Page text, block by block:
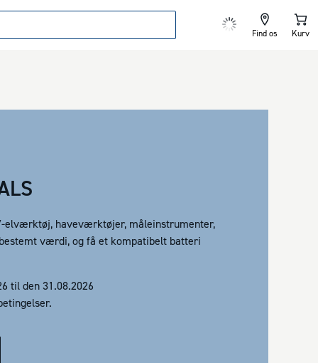
Find os Kurv
elværktøj, haveværktøjer, måleinstrumenter,
værdi, og få et kompatibelt batteri
til den 31.08.2026